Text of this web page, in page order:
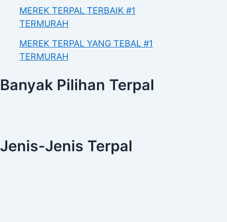
MEREK TERPAL TERBAIK #1
TERMURAH
MEREK TERPAL YANG TEBAL #1
TERMURAH
Banyak Pilihan Terpal
Jenis-Jenis Terpal